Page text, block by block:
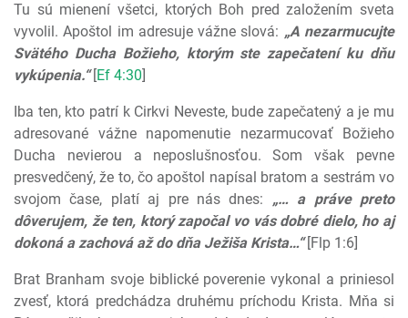
Tu sú mienení všetci, ktorých Boh pred založením sveta
vyvolil. Apoštol im adresuje vážne slová: „A nezarmucujte
Svätého Ducha Božieho, ktorým ste zapečatení ku dňu
vykúpenia.“[Ef 4:30]
Iba ten, kto patrí k Cirkvi Neveste, bude zapečatený a je mu
adresované vážne napomenutie nezarmucovať Božieho
Ducha nevierou a neposlušnosťou. Som však pevne
presvedčený, že to, čo apoštol napísal bratom a sestrám vo
svojom čase, platí aj pre nás dnes: „… a práve preto
dôverujem, že ten, ktorý započal vo vás dobré dielo, ho aj
dokoná a zachová až do dňa Ježiša Krista…“[Flp 1:6]
Brat Branham svoje biblické poverenie vykonal a priniesol
zvesť, ktorá predchádza druhému príchodu Krista. Mňa si